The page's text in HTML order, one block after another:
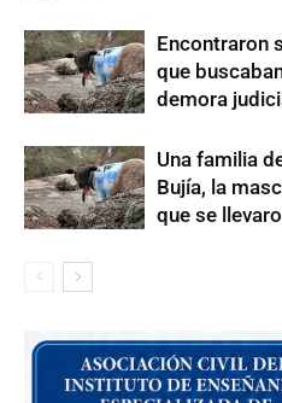
Encontraron
que
demora
Una familia
Bujía, la
que se